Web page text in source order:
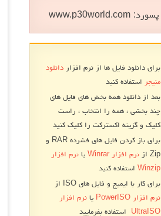
پسورد: www.p30world.com
برای دانلود فایل ها از نرم افزار دانلود
منیجر استفاده کنید
بعد از دانلود همه بخش های فایل های
چند بخشی ، همه را انتخاب ، راست
کلیک و گزینه اکسترکت را کلیک کنید
برای باز کردن فایل های فشرده RAR و
Zip از
نرم افزار Winrar یا نرم افزار
Winzipاستفاده کنید
برای کار با ایمیج و فایل های ISO از
نرم افزار PowerISO
یا نرم افزار
UltraISO استفاده بفرمایید